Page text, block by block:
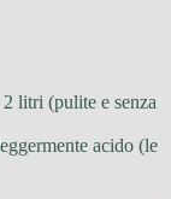
litri (pulite e senza
acido (le